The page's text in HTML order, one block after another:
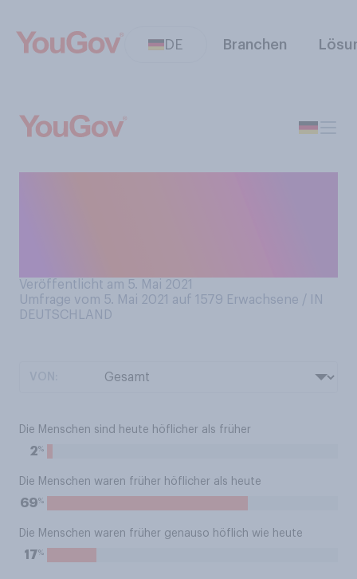
DE Branchen
Veröffentlicht am 5. Mai 2021
Umfrage vom 5. Mai 2021 auf 1579 Erwachsene / IN
DEUTSCHLAND
Die Menschen sind heute höflicher als früher
2%
Die Menschen waren früher höflicher als heute
69%
Die Menschen waren früher genauso höflich wie heute
17%